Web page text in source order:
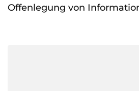
Offenlegung von